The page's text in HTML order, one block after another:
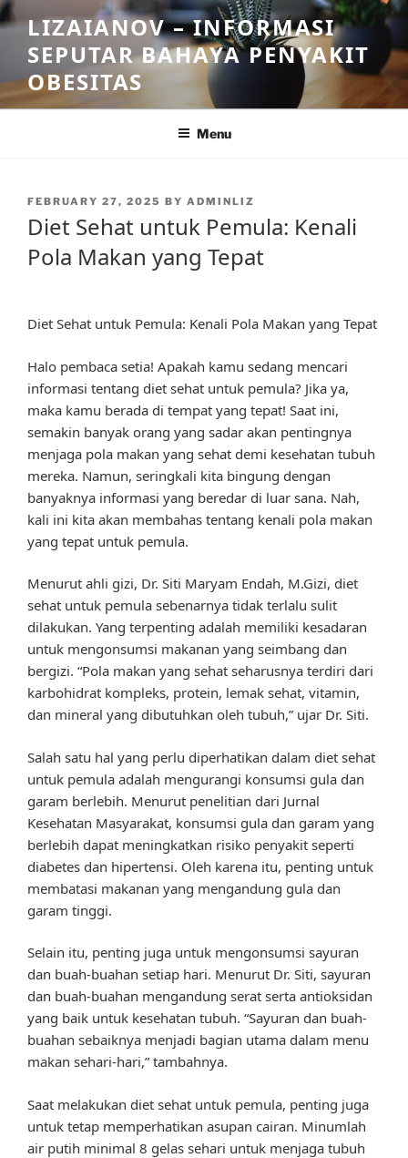
Skip
to
content
LIZAIANOV – INFORMASI
SEPUTAR BAHAYA PENYAKIT
OBESITAS
Menu
POSTED
FEBRUARY 27, 2025 BY ADMINLIZ
Diet Sehat untuk Pemula: Kenali
Pola Makan yang Tepat
Diet Sehat untuk Pemula: Kenali Pola Makan yang Tepat
Halo pembaca setia! Apakah kamu sedang mencari
informasi tentang diet sehat untuk pemula? Jika ya,
maka kamu berada di tempat yang tepat! Saat ini,
semakin banyak orang yang sadar akan pentingnya
menjaga pola makan yang sehat demi kesehatan tubuh
mereka. Namun, seringkali kita bingung dengan
banyaknya informasi yang beredar di luar sana. Nah,
kali ini kita akan membahas tentang kenali pola makan
yang tepat untuk pemula.
Menurut ahli gizi, Dr. Siti Maryam Endah, M.Gizi, diet
sehat untuk pemula sebenarnya tidak terlalu sulit
dilakukan. Yang terpenting adalah memiliki kesadaran
untuk mengonsumsi makanan yang seimbang dan
bergizi. “Pola makan yang sehat seharusnya terdiri dari
karbohidrat kompleks, protein, lemak sehat, vitamin,
dan mineral yang dibutuhkan oleh tubuh,” ujar Dr. Siti.
Salah satu hal yang perlu diperhatikan dalam diet sehat
untuk pemula adalah mengurangi konsumsi gula dan
garam berlebih. Menurut penelitian dari Jurnal
Kesehatan Masyarakat, konsumsi gula dan garam yang
berlebih dapat meningkatkan risiko penyakit seperti
diabetes dan hipertensi. Oleh karena itu, penting untuk
membatasi makanan yang mengandung gula dan
garam tinggi.
Selain itu, penting juga untuk mengonsumsi sayuran
dan buah-buahan setiap hari. Menurut Dr. Siti, sayuran
dan buah-buahan mengandung serat serta antioksidan
yang baik untuk kesehatan tubuh. “Sayuran dan buah-
buahan sebaiknya menjadi bagian utama dalam menu
makan sehari-hari,” tambahnya.
Saat melakukan diet sehat untuk pemula, penting juga
untuk tetap memperhatikan asupan cairan. Minumlah
air putih minimal 8 gelas sehari untuk menjaga tubuh